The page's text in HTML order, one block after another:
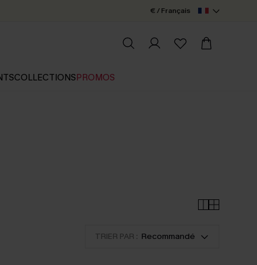
€ / Français
COLLECTIONSPROMOS
TRIER PAR : Recommandé